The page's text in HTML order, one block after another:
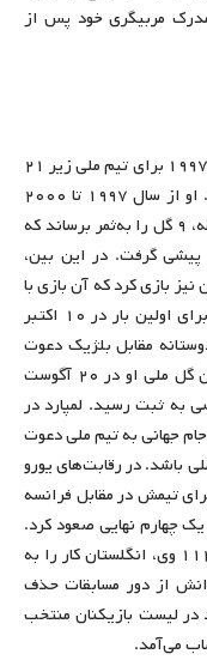
مدرک مربیگری خود پس از
فرانک لمپارد برای اولین بار در روز ۱۳ دسامبر ۱۹۹۷ برای تیم ملی زیر ۲۱
سال انگلستان در مقابل یونان به میدان رفت. او از سال ۱۹۹۷ تا ۲۰۰۰
برای این تیم بازی کرد و توانست در ۱۹ مسابقه، ۹ گل را به‌ثمر برساند که
گرفت. در این بین،
نیز بازی کرد که آن بازی با
نتیجه ۲-۱ به نفع شیلی به پایان رسید. او برای اولین بار در ۱۰ اکتبر
دوستانه مقابل بلژیک دعوت
شد که با برد ۲-۱ انگلستان همراه بود. اولین گل ملی او در ۲۰ آگوست
کرواسی به ثبت رسید. لمپارد در
یورو و جام جهانی به تیم ملی دعوت
۲۰۰۴ دور از تیم ملی باشد. در رقابت‌های یورو
مسابقه، وی موفق شد که ۳ گل برای تیمش در مقابل فرانسه
یک چهارم نهایی صعود کرد.
در این مرحله و در مقابل پرتغال با گل دقیقه ۱۱۲ وی، انگلستان کار را به
از دور مسابقات حذف
در لیست بازیکنان منتخب
می‌آمد.